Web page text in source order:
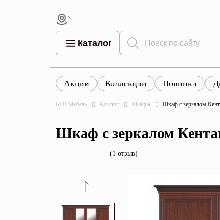
Каталог
Все товары
Шкафы
Кровати
Все
Все товары каталога
Акции Коллекции Новинки
БРВ Мебель Каталог Шкафы Шкаф с зеркалом
Шкаф с зеркалом
(1 отзыв)